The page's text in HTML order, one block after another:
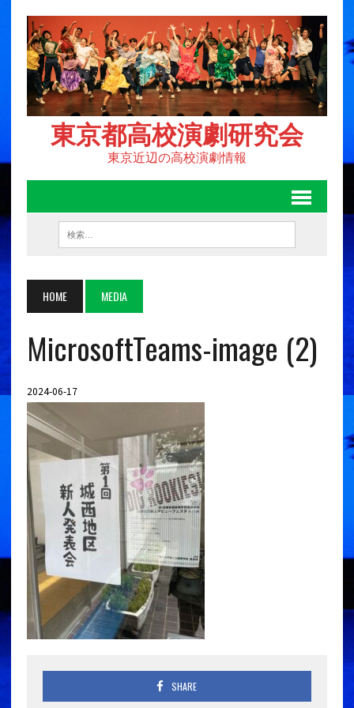
東京都高校演劇研究会
東京近辺の高校演劇情報
HOME MEDIA
MicrosoftTeams-image (2)
2024-06-17
SHARE